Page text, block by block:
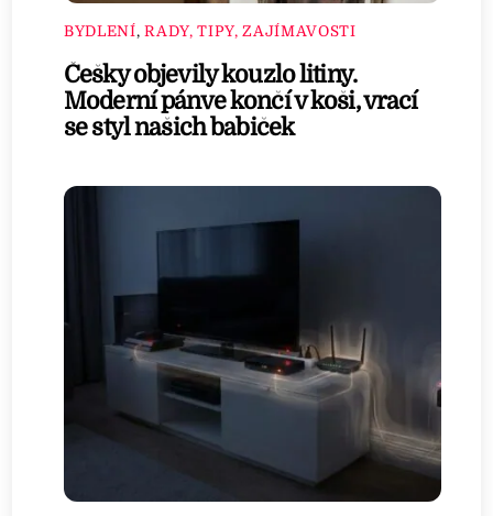
BYDLENÍ,RADY, TIPY, ZAJÍMAVOSTI
Češky objevily kouzlo litiny.
Moderní pánve končí v koši, vrací
se styl našich babiček